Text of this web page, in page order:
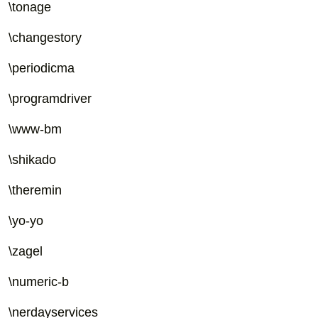
\tonage
\changestory
\periodicma
\programdriver
\www-bm
\shikado
\theremin
\yo-yo
\zagel
\numeric-b
\nerdayservices